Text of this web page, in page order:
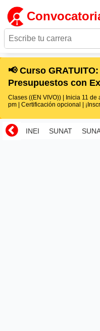
📢 Curso
Presupuestos con
Clases ((EN VIVO)) | Inicia 11
pm | Certificación opcional |
INEI SUNAT